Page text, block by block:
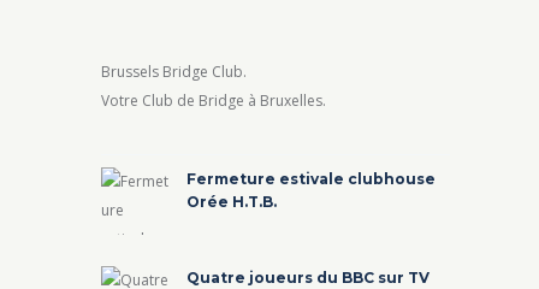
Brussels Bridge Club.
Votre Club de Bridge à Bruxelles.
Fermeture estivale clubhouse
Orée H.T.B.
Quatre joueurs du BBC sur TV